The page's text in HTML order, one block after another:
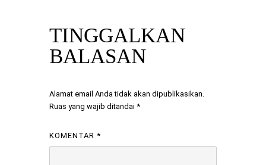
TINGGALKAN
BALASAN
Alamat email Anda tidak akan dipublikasikan.
Ruas yang wajib ditandai *
KOMENTAR *